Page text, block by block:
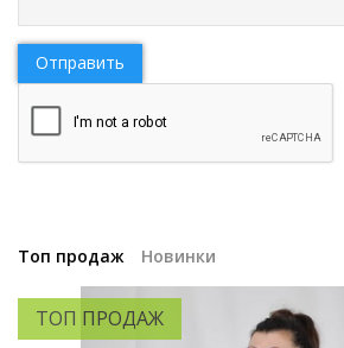
Отправить
Топ продаж Новинки
ТОП ПРОДАЖ